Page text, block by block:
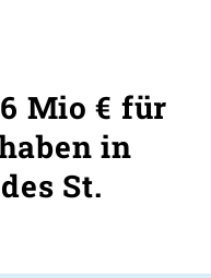
Mio € für
in
St.